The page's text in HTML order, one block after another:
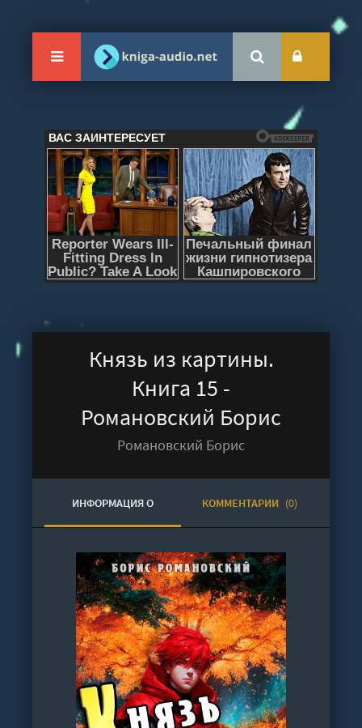
Князь из картины.
Книга 15 -
Романовский Борис
Романовский Борис
ИНФОРМАЦИЯ О
АУДИОКНИГЕ
КОММЕНТАРИИ (0)